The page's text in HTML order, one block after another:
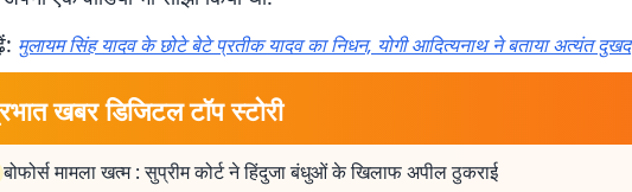
मुलायम सिंह यादव के छोटे बेटे प्रतीक यादव का निधन, योगी आदित्यनाथ ने बताया अत्यंत दुखद
खबर डिजिटल टॉप स्टोरी
बोफोर्स मामला खत्म : सुप्रीम कोर्ट ने हिंदुजा बंधुओं के खिलाफ अपील ठुकराई